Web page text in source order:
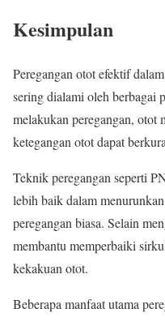
Kesimpulan
Peregangan otot efektif
sering dialami oleh berbagai
melakukan peregangan, otot
ketegangan otot dapat
Teknik peregangan seperti
lebih baik dalam
peregangan biasa. Selain
membantu memperbaiki
kekakuan otot.
Beberapa manfaat utama